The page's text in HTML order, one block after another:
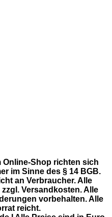
Online-Shop richten sich
im Sinne des § 14 BGB.
an Verbraucher. Alle
Versandkosten. Alle
vorbehalten. Alle
reicht.